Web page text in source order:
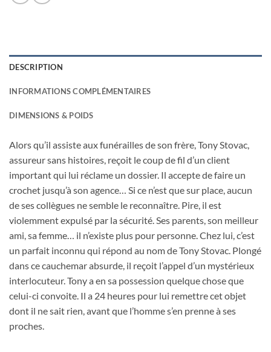
DESCRIPTION
INFORMATIONS COMPLÉMENTAIRES
DIMENSIONS & POIDS
Alors qu’il assiste aux funérailles de son frère, Tony Stovac,
assureur sans histoires, reçoit le coup de fil d’un client
important qui lui réclame un dossier. Il accepte de faire un
crochet jusqu’à son agence… Si ce n’est que sur place, aucun
de ses collègues ne semble le reconnaître. Pire, il est
violemment expulsé par la sécurité. Ses parents, son meilleur
ami, sa femme… il n’existe plus pour personne. Chez lui, c’est
un parfait inconnu qui répond au nom de Tony Stovac. Plongé
dans ce cauchemar absurde, il reçoit l’appel d’un mystérieux
interlocuteur. Tony a en sa possession quelque chose que
celui-ci convoite. Il a 24 heures pour lui remettre cet objet
dont il ne sait rien, avant que l’homme s’en prenne à ses
proches.